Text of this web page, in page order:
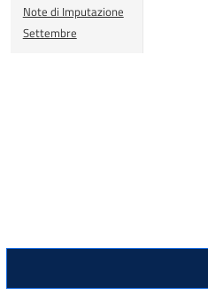
Note di Imputazione
Settembre